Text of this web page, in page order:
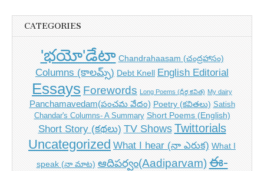
CATEGORIES
'భయో'డేటా Chandrahaasam (చంద్రహాసం)
Columns (కాలమ్స్) Debt Knell English Editorial
Essays Forewords Long Poems (ధీర్గ కవిత) My dairy
Panchamavedam(పంచమ వేదం) Poetry (కవితలు) Satish
Chandar's Columns- A Summary Short Poems (English)
Short Story (కథలు) TV Shows Twittorials
Uncategorized What I hear (నా ఎరుక) What I
speak (నా మాట) ఆదిపర్వం(Aadiparvam) ఈ-